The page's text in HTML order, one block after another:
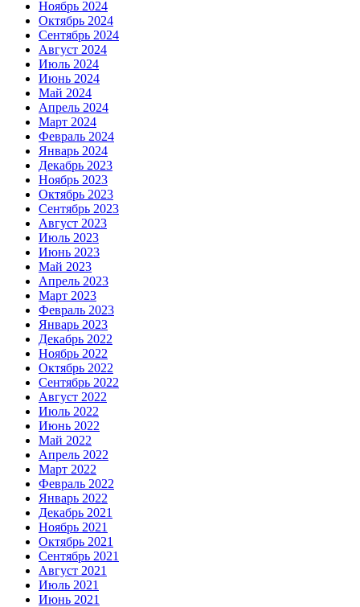
Ноябрь 2024
Октябрь 2024
Сентябрь 2024
Август 2024
Июль 2024
Июнь 2024
Май 2024
Апрель 2024
Март 2024
Февраль 2024
Январь 2024
Декабрь 2023
Ноябрь 2023
Октябрь 2023
Сентябрь 2023
Август 2023
Июль 2023
Июнь 2023
Май 2023
Апрель 2023
Март 2023
Февраль 2023
Январь 2023
Декабрь 2022
Ноябрь 2022
Октябрь 2022
Сентябрь 2022
Август 2022
Июль 2022
Июнь 2022
Май 2022
Апрель 2022
Март 2022
Февраль 2022
Январь 2022
Декабрь 2021
Ноябрь 2021
Октябрь 2021
Сентябрь 2021
Август 2021
Июль 2021
Июнь 2021